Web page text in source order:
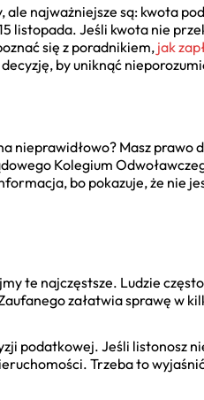
najważniejsze są: kwota
listopada. Jeśli kwota nie
się z poradnikiem, jak
by uniknąć
nieprawidłowo? Masz prawo
Kolegium
bo pokazuje, że nie
te najczęstsze. Ludzie
załatwia sprawę w
podatkowej. Jeśli listonosz
Trzeba to